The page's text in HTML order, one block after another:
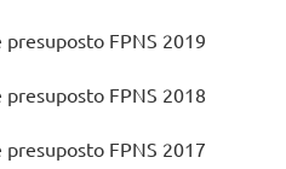
FPNS 2019
FPNS 2018
FPNS 2017